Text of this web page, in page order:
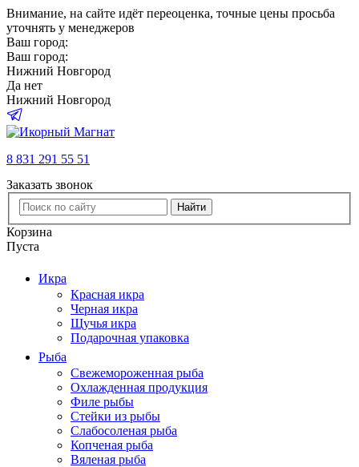
Внимание, на сайте идёт переоценка, точные цены просьба
уточнять у менеджеров
Ваш город:
Ваш город:
Нижний Новгород
Да нет
Нижний Новгород
8 831 291 55 51
Заказать звонок
Найти
Корзина
Пуста
Икра
Красная икра
Черная икра
Щучья икра
Подарочная упаковка
Рыба
Свежемороженная рыба
Охлажденная продукция
Филе рыбы
Стейки из рыбы
Слабосоленая рыба
Копченая рыба
Вяленая рыба